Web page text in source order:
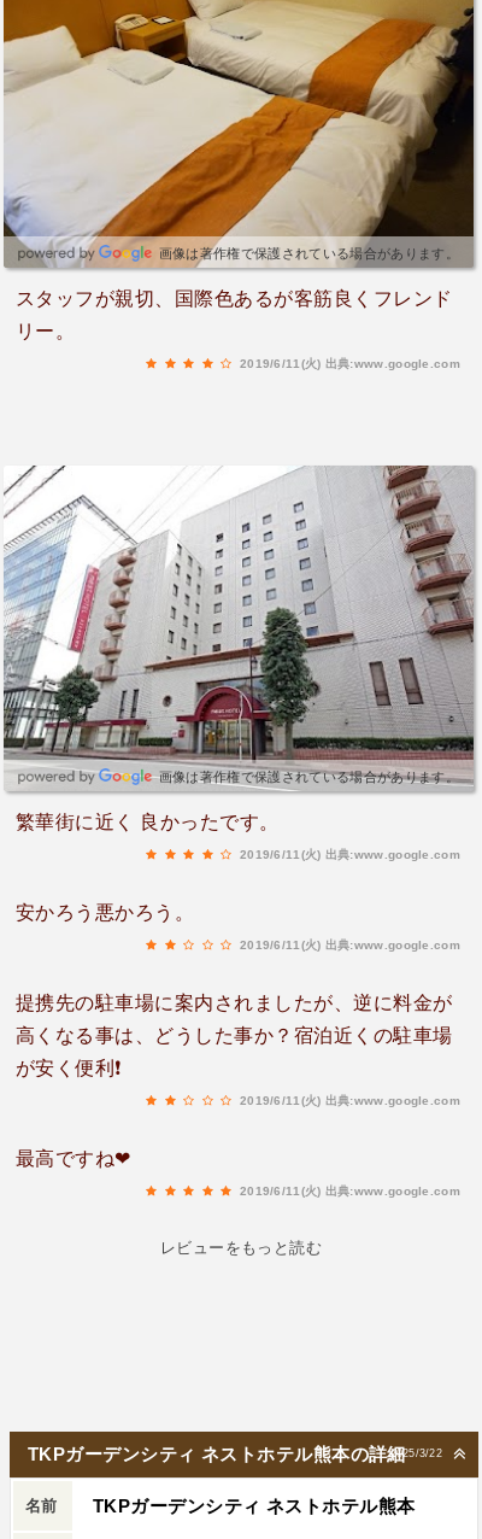
画像は著作権で保護されている場合があります。
スタッフが親切、国際色あるが客筋良くフレンド
リー。
2019/6/11(火) 出典:www.google.com
画像は著作権で保護されている場合があります。
繁華街に近く 良かったです。
2019/6/11(火) 出典:www.google.com
安かろう悪かろう。
2019/6/11(火) 出典:www.google.com
提携先の駐車場に案内されましたが、逆に料金が
高くなる事は、どうした事か？宿泊近くの駐車場
が安く便利❗️
2019/6/11(火) 出典:www.google.com
最高ですね❤
2019/6/11(火) 出典:www.google.com
レビューをもっと読む
2025/3/22
TKPガーデンシティ ネストホテル熊本の詳細
名前 TKPガーデンシティ ネストホテル熊本